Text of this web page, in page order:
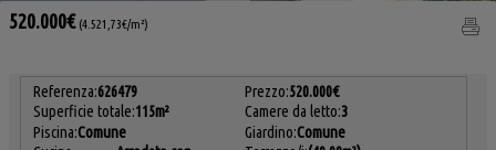
520.000€ (4.521,73€/m²)
Referenza:626479 Prezzo:520.000€
Superficie totale:115m² Camere da letto:3
Piscina:Comune Giardino:Comune